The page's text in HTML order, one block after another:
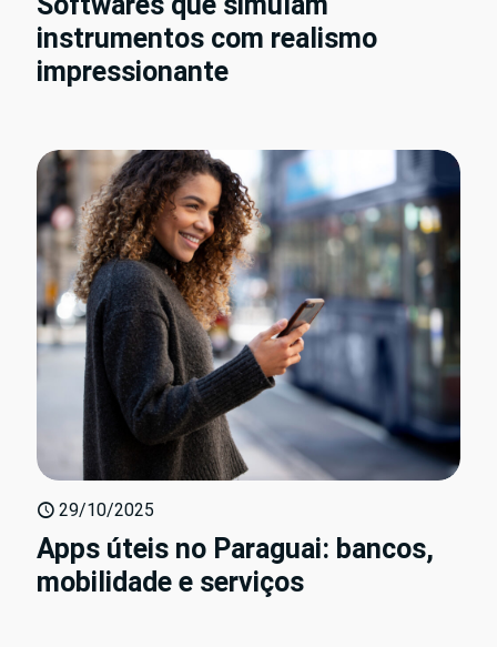
instrumentos com realismo
impressionante
29/10/2025
Apps úteis no Paraguai: bancos,
mobilidade e serviços